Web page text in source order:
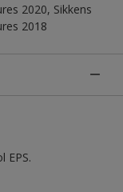
2020, Sikkens
2018
EPS.